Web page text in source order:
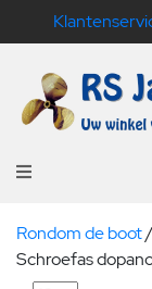
Rondom de boot/
Schroefas